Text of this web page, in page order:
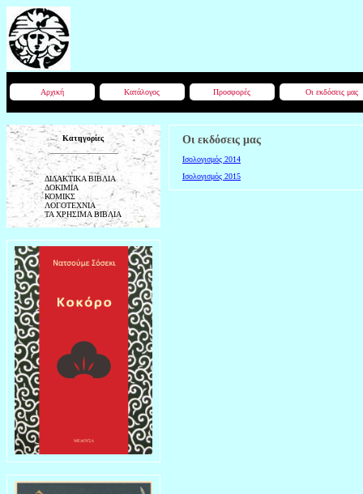
Αρχική Κατάλογος Προσφορές Οι εκδόσεις μας
Κατηγορίες
ΔΙΔΑΚΤΙΚΑ ΒΙΒΛΙΑ
ΔΟΚΙΜΙΑ
ΚΟΜΙΚΣ
ΛΟΓΟΤΕΧΝΙΑ
ΤΑ ΧΡΗΣΙΜΑ ΒΙΒΛΙΑ
Οι εκδόσεις μας
Ισολογισμός 2014
Ισολογισμός 2015